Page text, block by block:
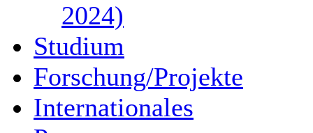
2024)
Studium
Forschung/Projekte
Internationales